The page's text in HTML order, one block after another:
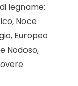
legname:
Noce
Europeo
Nodoso,